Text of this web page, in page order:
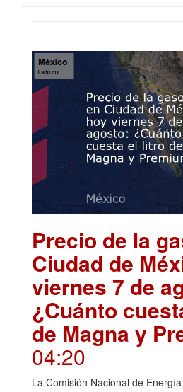
Precio de la
Ciudad de
viernes 7 de
¿Cuánto
de Magna y
04:20
La Comisión Nacional de